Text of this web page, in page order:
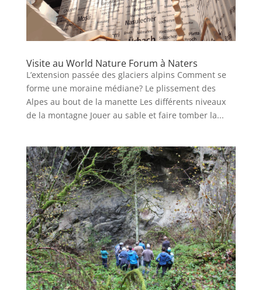
Visite au World Nature Forum à Naters
L’extension passée des glaciers alpins Comment se
forme une moraine médiane? Le plissement des
Alpes au bout de la manette Les différents niveaux
de la montagne Jouer au sable et faire tomber la...